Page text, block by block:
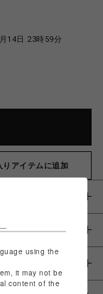
14日 23時59分
りアイテムに追加
using the
it may not be
content of the